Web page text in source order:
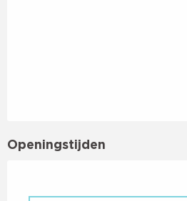
Openingstijden